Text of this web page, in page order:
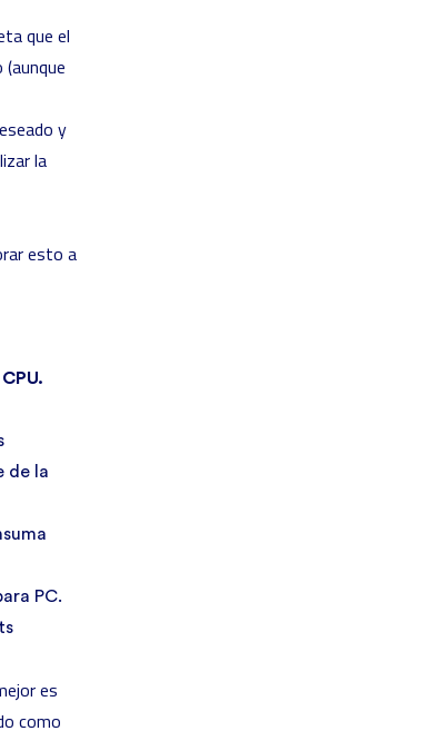
que el
y
la
esto a
de la
PC.
es
como